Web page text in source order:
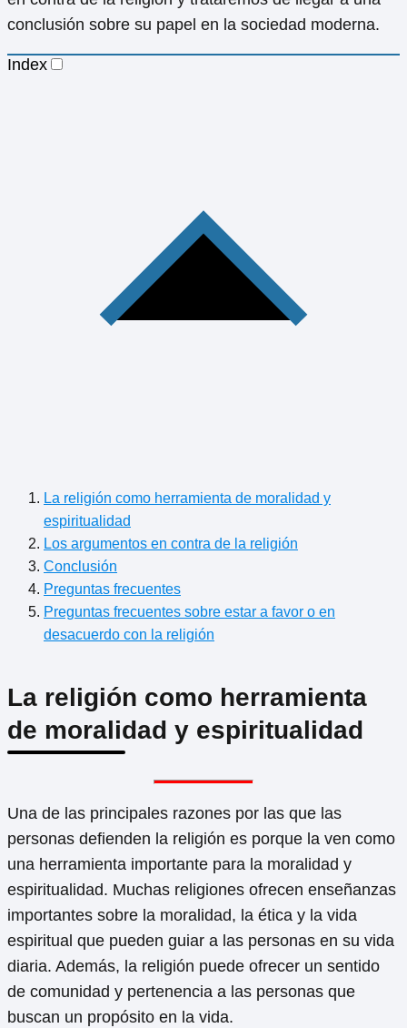
conclusión sobre su papel en la sociedad moderna.
Index
La religión como herramienta de moralidad y
espiritualidad
Los argumentos en contra de la religión
Conclusión
Preguntas frecuentes
Preguntas frecuentes sobre estar a favor o en
desacuerdo con la religión
La religión como herramienta
de moralidad y espiritualidad
Una de las principales razones por las que las
personas defienden la religión es porque la ven como
una herramienta importante para la moralidad y
espiritualidad. Muchas religiones ofrecen enseñanzas
importantes sobre la moralidad, la ética y la vida
espiritual que pueden guiar a las personas en su vida
diaria. Además, la religión puede ofrecer un sentido
de comunidad y pertenencia a las personas que
buscan un propósito en la vida.